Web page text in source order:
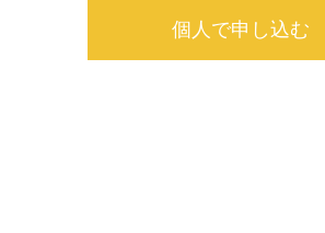
個人で申し込む